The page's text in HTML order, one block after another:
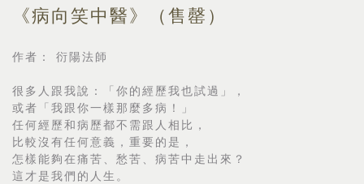
《病向笑中醫》（售罄）
作者： 衍陽法師
很多人跟我說：「你的經歷我也試過」，
或者「我跟你一樣那麼多病！」
任何經歷和病歷都不需跟人相比，
比較沒有任何意義，重要的是，
怎樣能夠在痛苦、愁苦、病苦中走出來？
這才是我們的人生。